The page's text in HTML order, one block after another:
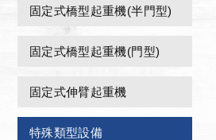
固定式橋型起重機(半門型)
固定式橋型起重機(門型)
固定式伸臂起重機
特殊類型設備